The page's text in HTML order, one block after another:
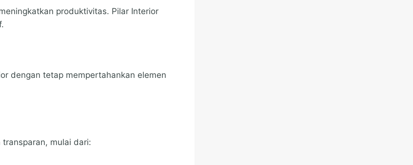
produktivitas. Pilar Interior
dengan tetap mempertahankan elemen
mulai dari: